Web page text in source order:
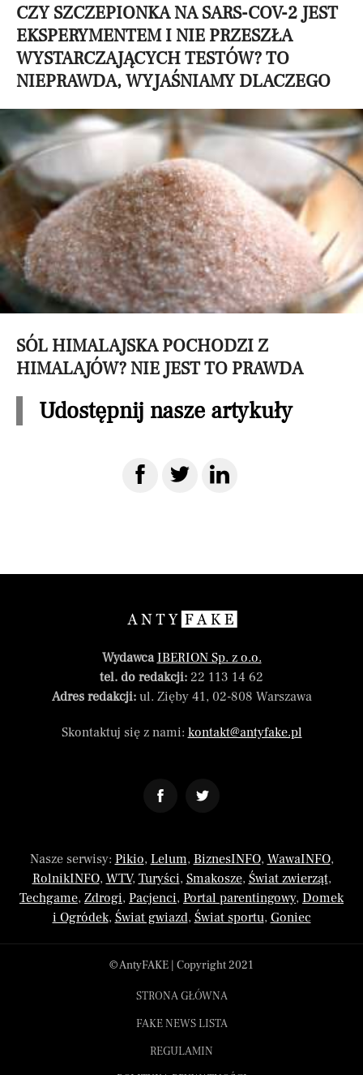
CZY SZCZEPIONKA NA SARS-COV-2 JEST
EKSPERYMENTEM I NIE PRZESZŁA
WYSTARCZAJĄCYCH TESTÓW? TO
NIEPRAWDA, WYJAŚNIAMY DLACZEGO
SÓL HIMALAJSKA POCHODZI Z
HIMALAJÓW? NIE JEST TO PRAWDA
Udostępnij nasze artykuły
WydawcaIBERION Sp. z o.o.
tel. do redakcji: 22 113 14 62
Adres redakcji:ul. Zięby 41, 02-808 Warszawa
Skontaktuj się z nami: kontakt@antyfake.pl
Nasze serwisy: Pikio, Lelum, BiznesINFO, WawaINFO,
RolnikINFO, WTV, Turyści, Smakosze, Świat zwierząt,
Techgame, Zdrogi, Pacjenci, Portal parentingowy, Domek
i Ogródek, Świat gwiazd, Świat sportu, Goniec
© AntyFAKE | Copyright 2021
STRONA GŁÓWNA
FAKE NEWS LISTA
REGULAMIN